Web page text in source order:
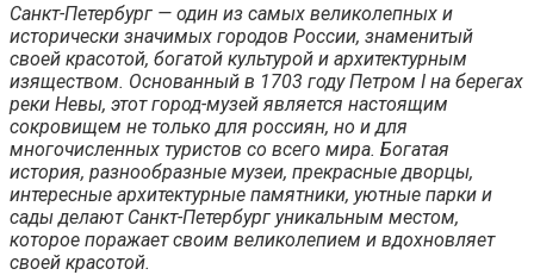
Санкт-Петербург — один из самых великолепных и
исторически значимых городов России, знаменитый
своей красотой, богатой культурой и архитектурным
изяществом. Основанный в 1703 году Петром I на берегах
реки Невы, этот город-музей является настоящим
сокровищем не только для россиян, но и для
многочисленных туристов со всего мира. Богатая
история, разнообразные музеи, прекрасные дворцы,
интересные архитектурные памятники, уютные парки и
сады делают Санкт-Петербург уникальным местом,
которое поражает своим великолепием и вдохновляет
своей красотой.